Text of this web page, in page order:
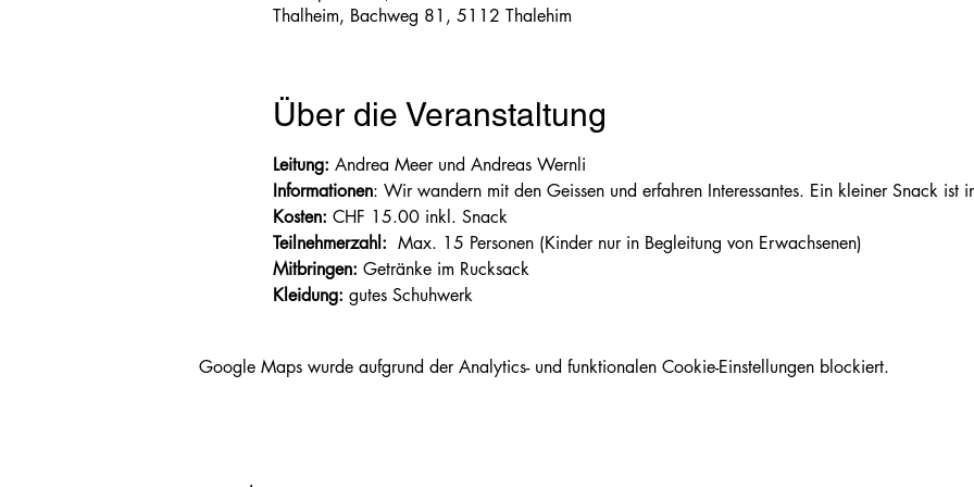
Thalheim, Bachweg 81, 5112 Thalehim
Über die Veranstaltung
Leitung: Andrea Meer und Andreas Wernli
Informationen: Wir wandern mit den Geissen und erfahren Interessantes. Ein kleiner Snack ist
Kosten: CHF 15.00 inkl. Snack
Teilnehmerzahl: Max. 15 Personen (Kinder nur in Begleitung von Erwachsenen)
Mitbringen: Getränke im Rucksack
Kleidung: gutes Schuhwerk
Google Maps wurde aufgrund der Analytics- und funktionalen Cookie-Einstellungen blockiert.